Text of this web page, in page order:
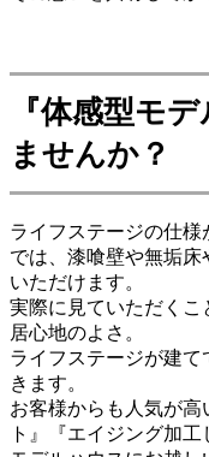
『体感型モ
ませんか？
ライフステージの仕
では、漆喰壁や無垢
いただけます。
実際に見ていただく
居心地のよさ。
ライフステージが建
きます。
お客様からも人気が
ト』『エイジング加工